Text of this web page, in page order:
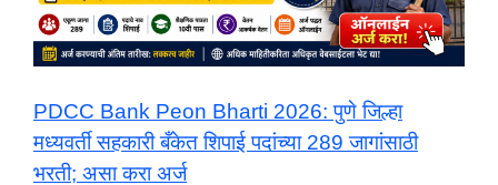
PDCC Bank Peon Bharti 2026: पुणे जिल्हा
मध्यवर्ती सहकारी बँकेत शिपाई पदांच्या 289 जागांसाठी
भरती; असा करा अर्ज